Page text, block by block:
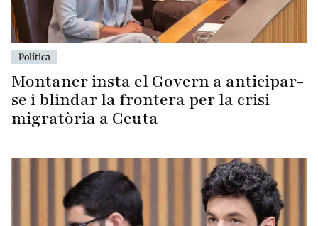
Política
Montaner insta el Govern a anticipar-
se i blindar la frontera per la crisi
migratòria a Ceuta